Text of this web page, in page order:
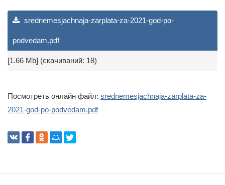
srednemesjachnaja-zarplata-za-2021-god-po-
podvedam.pdf
[1.66 Mb] (cкачиваний: 18)
Посмотреть онлайн файл: srednemesjachnaja-zarplata-za-
2021-god-po-podvedam.pdf